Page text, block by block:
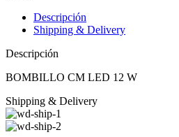
Descripción
Shipping & Delivery
Descripción
BOMBILLO CM LED 12 W
Shipping & Delivery